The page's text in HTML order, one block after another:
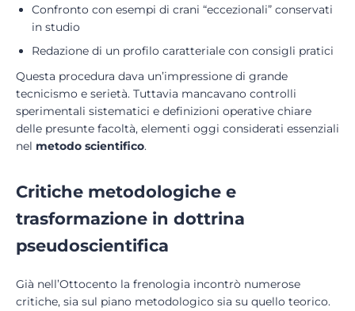
Confronto con esempi di crani “eccezionali” conservati
in studio
Redazione di un profilo caratteriale con consigli pratici
Questa procedura dava un’impressione di grande
tecnicismo e serietà. Tuttavia mancavano controlli
sperimentali sistematici e definizioni operative chiare
delle presunte facoltà, elementi oggi considerati essenziali
nel metodo scientifico.
Critiche metodologiche e
trasformazione in dottrina
pseudoscientifica
Già nell’Ottocento la frenologia incontrò numerose
critiche, sia sul piano metodologico sia su quello teorico.